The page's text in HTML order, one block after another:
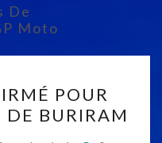
De
Moto
POUR
BURIRAM